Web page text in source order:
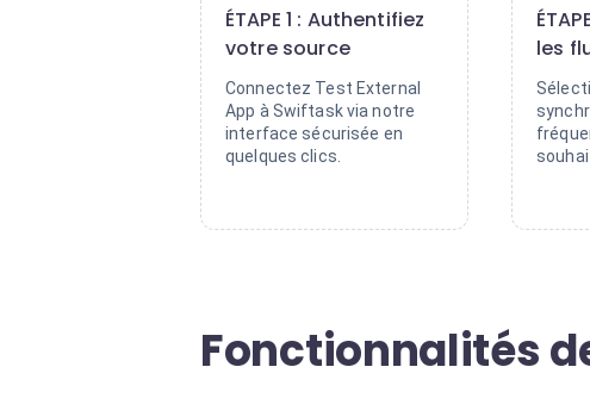
ÉTAPE 1 : Authentifiez
votre source
Connectez Test External
App à Swiftask via notre
interface sécurisée en
quelques clics.
les
Fonctionnalités